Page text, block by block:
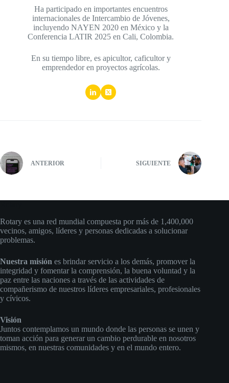
Ha participado en importantes encuentros
internacionales de Intercambio de Jóvenes,
incluyendo NAYEN 2020 en México y la
Conferencia LATIR 2025 en Cali, Colombia.
En su tiempo libre, es apicultor, caficultor y
emprendedor en proyectos agrícolas.
ANTERIOR SIGUIENTE
Rotary es una red mundial compuesta por más de 1,400,000
vecinos, amigos, líderes y personas dedicadas a solucionar
problemas.
Nuestra misión es brindar servicio a los demás, promover la
integridad y fomentar la comprensión, la buena voluntad y la
paz entre las naciones a través de las actividades de
compañerismo de nuestros líderes empresariales, profesionales
y cívicos.
Visión
Juntos contemplamos un mundo donde las personas se unen y
toman acción para generar un cambio perdurable en nosotros
mismos, en nuestras comunidades y en el mundo entero.